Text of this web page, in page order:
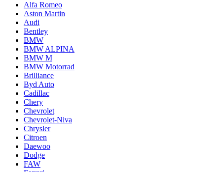
Alfa Romeo
Aston Martin
Audi
Bentley
BMW
BMW ALPINA
BMW M
BMW Motorrad
Brilliance
Byd Auto
Cadillac
Chery
Chevrolet
Chevrolet-Niva
Chrysler
Citroen
Daewoo
Dodge
FAW